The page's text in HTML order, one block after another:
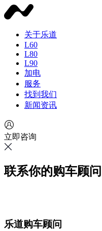
关于乐道
L60
L80
L90
加电
服务
找到我们
新闻资讯
立即咨询
联系你的购车顾问
乐道购车顾问